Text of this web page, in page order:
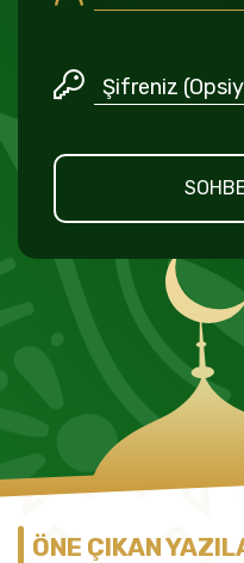
ÖNE ÇIKAN